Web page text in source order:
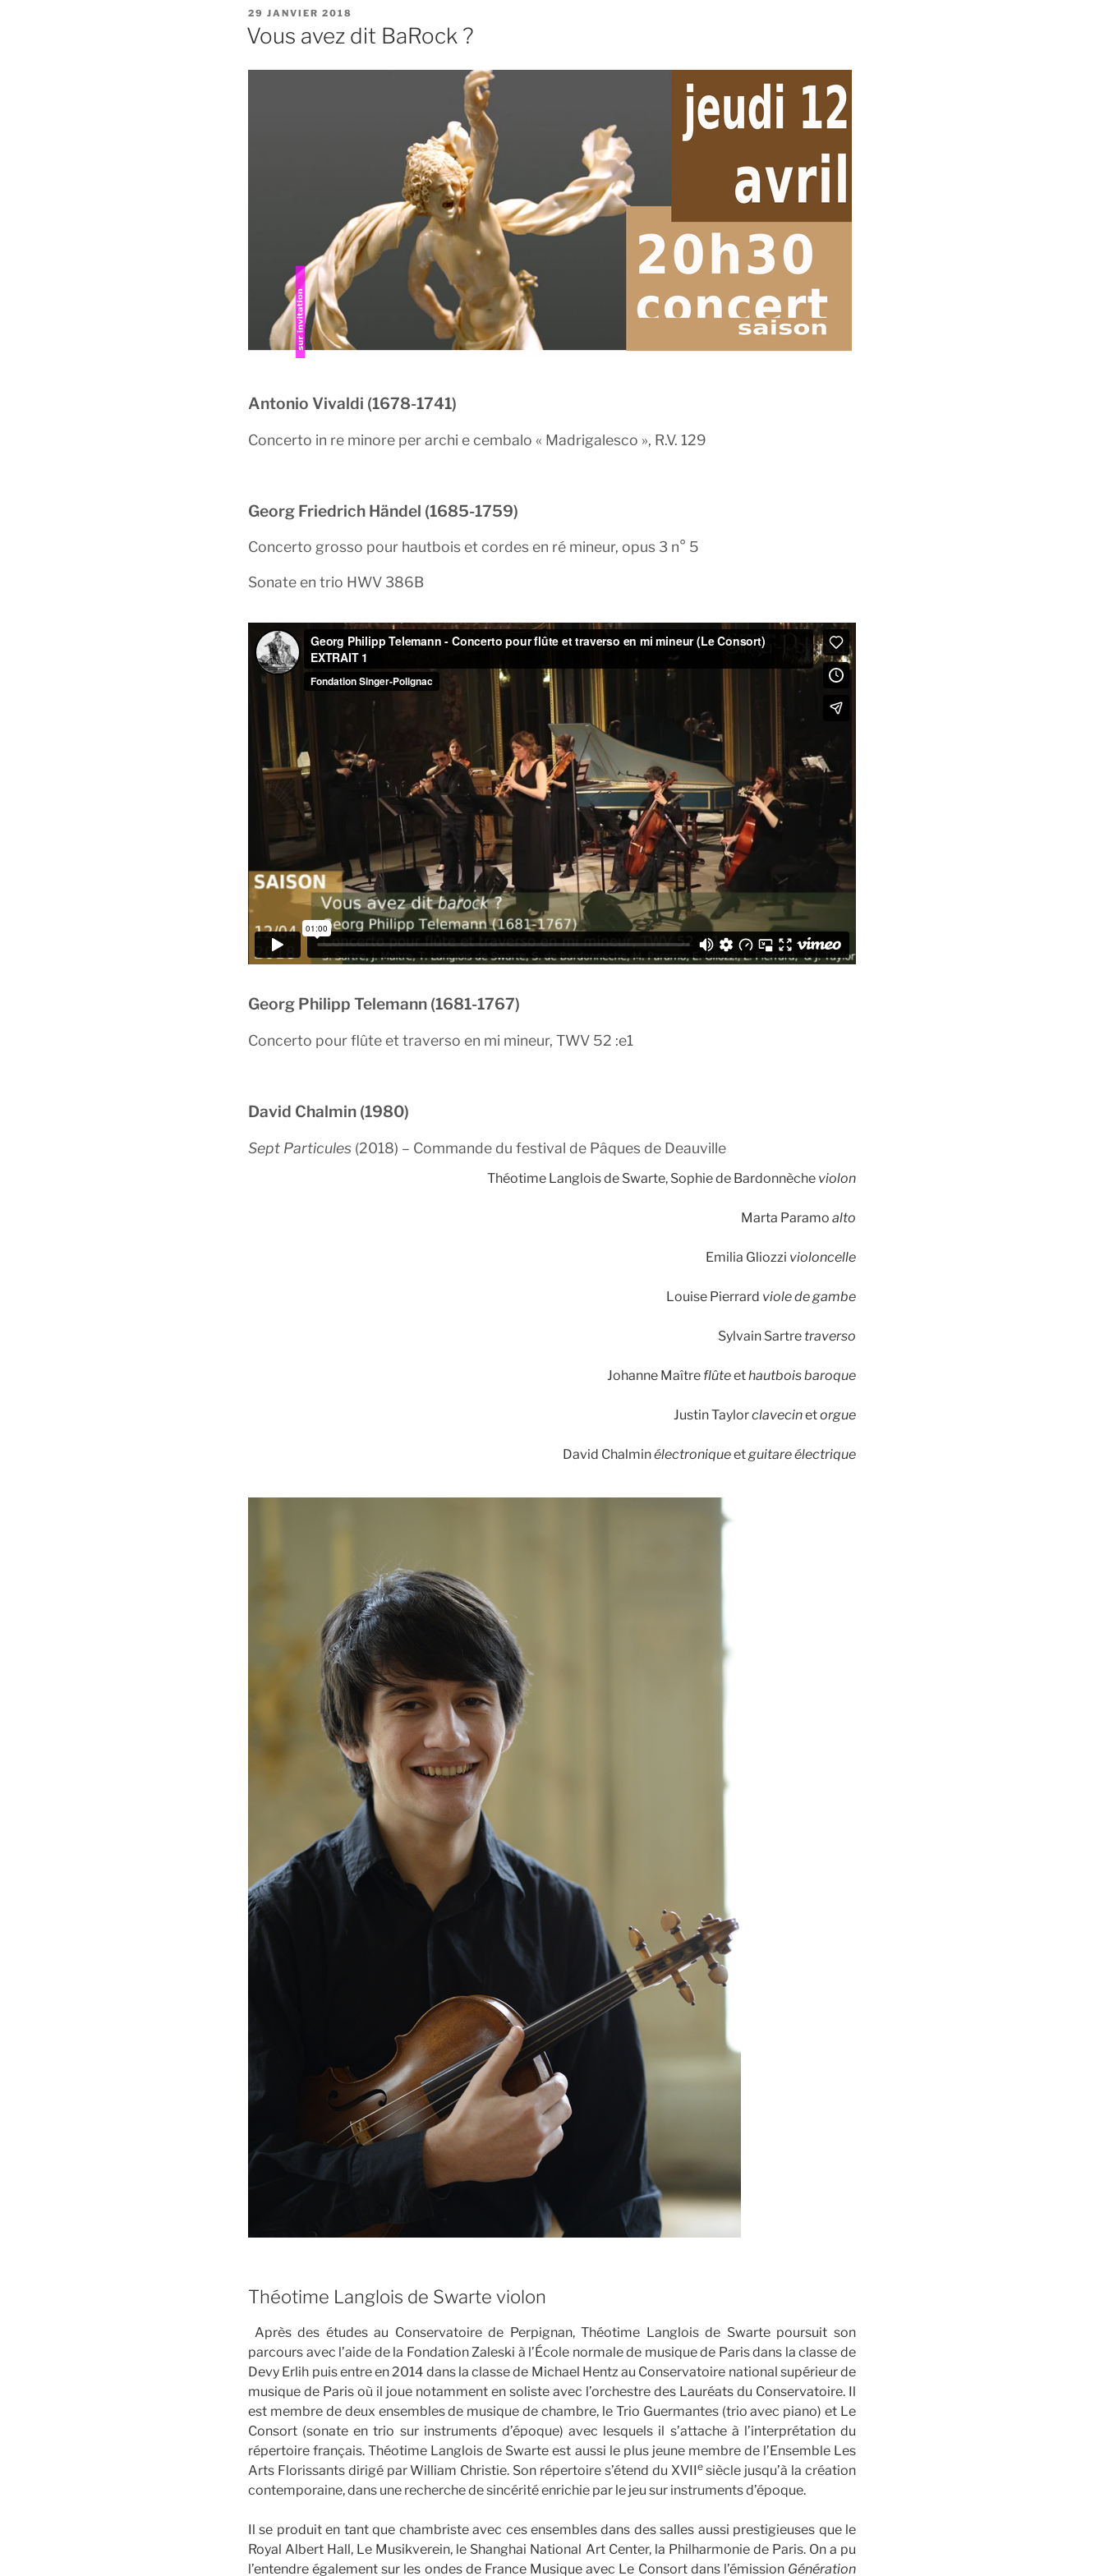
PUBLIÉ
LE
29 JANVIER 2018
Vous avez dit BaRock ?
Antonio Vivaldi (1678-1741)
Concerto in re minore per archi e cembalo « Madrigalesco », R.V. 129
Georg Friedrich Händel (1685-1759)
Concerto grosso pour hautbois et cordes en ré mineur, opus 3 n° 5
Sonate en trio HWV 386B
Georg Philipp Telemann (1681-1767)
Concerto pour flûte et traverso en mi mineur, TWV 52 :e1
David Chalmin (1980)
Sept Particules (2018) – Commande du festival de Pâques de Deauville
Théotime Langlois de Swarte, Sophie de Bardonnèche violon
Marta Paramo alto
Emilia Gliozzi violoncelle
Louise Pierrard viole de gambe
Sylvain Sartre traverso
Johanne Maître flûteethautbois baroque
Justin Taylorclavecinetorgue
David Chalminélectroniqueetguitare électrique
Théotime Langlois de Swarte violon
Après des études au Conservatoire de Perpignan, Théotime Langlois de Swarte poursuit son
parcours avec l’aide de la Fondation Zaleski à l’École normale de musique de Paris dans la classe de
Devy Erlih puis entre en 2014 dans la classe de Michael Hentz au Conservatoire national supérieur de
musique de Paris où il joue notamment en soliste avec l’orchestre des Lauréats du Conservatoire. Il
est membre de deux ensembles de musique de chambre, le Trio Guermantes (trio avec piano) et Le
Consort (sonate en trio sur instruments d’époque) avec lesquels il s’attache à l’interprétation du
répertoire français. Théotime Langlois de Swarte est aussi le plus jeune membre de l’Ensemble Les
Arts Florissants dirigé par William Christie. Son répertoire s’étend du XVIIesiècle jusqu’à la création
contemporaine, dans une recherche de sincérité enrichie par le jeu sur instruments d’époque.
Il se produit en tant que chambriste avec ces ensembles dans des salles aussi prestigieuses que le
Royal Albert Hall, Le Musikverein, le Shanghai National Art Center, la Philharmonie de Paris. On a pu
l’entendre également sur les ondes de France Musique avec Le Consort dans l’émission Génération